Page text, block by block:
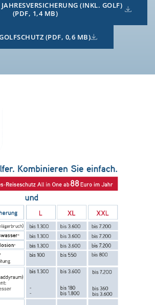
(INKL. GOLF)
(PDF, 1,4 MB)
(PDF, 0,6 MB)